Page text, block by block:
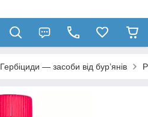
Гербіциди — засоби від бур’янів